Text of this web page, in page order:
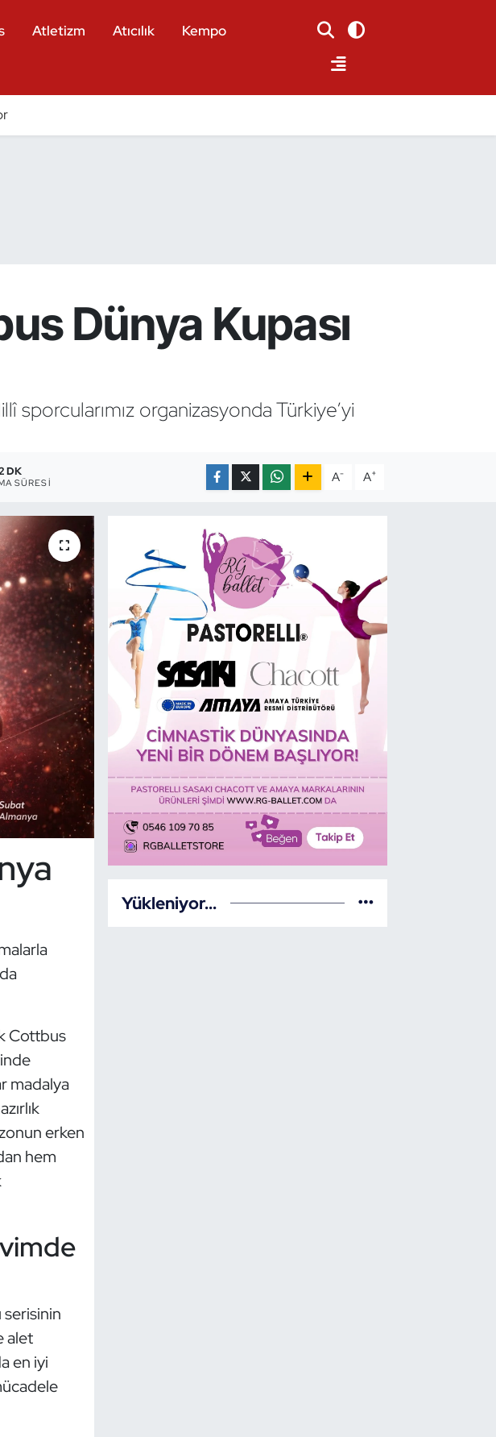
Atletizm Atıcılık
Kempo
Dünya Kupası
sporcularımız organizasyonda Türkiye’yi
DK
SÜRESI A- A+
Cottbus
madalya
erken
hem
serisinin
alet
en iyi
Yükleniyor...